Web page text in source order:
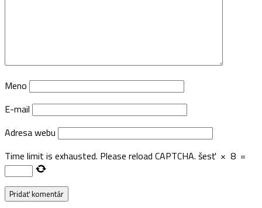
Meno
E-mail
Adresa webu
Time limit is exhausted. Please reload CAPTCHA. šesť × 8 =